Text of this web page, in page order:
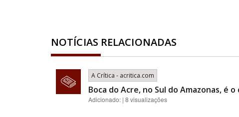
NOTÍCIAS RELACIONADAS
A Crítica - acritica.com
Boca do Acre, no Sul do Amazonas, é
Adicionado: | 8 visualizações